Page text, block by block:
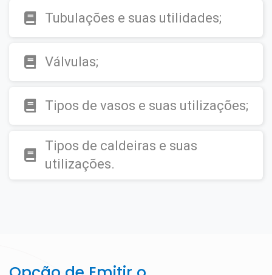
Tubulações e suas utilidades;
Válvulas;
Tipos de vasos e suas utilizações;
Tipos de caldeiras e suas
utilizações.